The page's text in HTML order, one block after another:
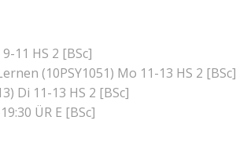
11 HS 2 [BSc]
(10PSY1051) Mo 11-13 HS 2 [BSc]
Di 11-13 HS 2 [BSc]
ÜR E [BSc]